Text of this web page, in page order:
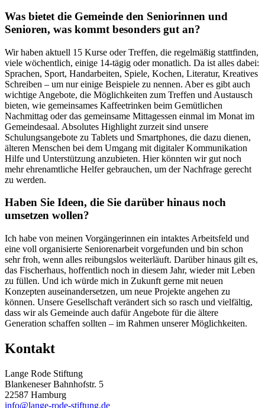
Was bietet die Gemeinde den Seniorinnen und
Senioren, was kommt besonders gut an?
Wir haben aktuell 15 Kurse oder Treffen, die regelmäßig stattfinden,
viele wöchentlich, einige 14-tägig oder monatlich. Da ist alles dabei:
Sprachen, Sport, Handarbeiten, Spiele, Kochen, Literatur, Kreatives
Schreiben – um nur einige Beispiele zu nennen. Aber es gibt auch
wichtige Angebote, die Möglichkeiten zum Treffen und Austausch
bieten, wie gemeinsames Kaffeetrinken beim Gemütlichen
Nachmittag oder das gemeinsame Mittagessen einmal im Monat im
Gemeindesaal. Absolutes Highlight zurzeit sind unsere
Schulungsangebote zu Tablets und Smartphones, die dazu dienen,
älteren Menschen bei dem Umgang mit digitaler Kommunikation
Hilfe und Unterstützung anzubieten. Hier könnten wir gut noch
mehr ehrenamtliche Helfer gebrauchen, um der Nachfrage gerecht
zu werden.
Haben Sie Ideen, die Sie darüber hinaus noch
umsetzen wollen?
Ich habe von meinen Vorgängerinnen ein intaktes Arbeitsfeld und
eine voll organisierte Seniorenarbeit vorgefunden und bin schon
sehr froh, wenn alles reibungslos weiterläuft. Darüber hinaus gilt es,
das Fischerhaus, hoffentlich noch in diesem Jahr, wieder mit Leben
zu füllen. Und ich würde mich in Zukunft gerne mit neuen
Konzepten auseinandersetzen, um neue Projekte angehen zu
können. Unsere Gesellschaft verändert sich so rasch und vielfältig,
dass wir als Gemeinde auch dafür Angebote für die ältere
Generation schaffen sollten – im Rahmen unserer Möglichkeiten.
Kontakt
Lange Rode Stiftung
Blankeneser Bahnhofstr. 5
22587 Hamburg
info@lange-rode-stiftung.de